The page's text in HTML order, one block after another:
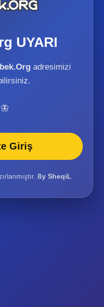
UYARI
adresimizi
Giriş
ßy SheqiL